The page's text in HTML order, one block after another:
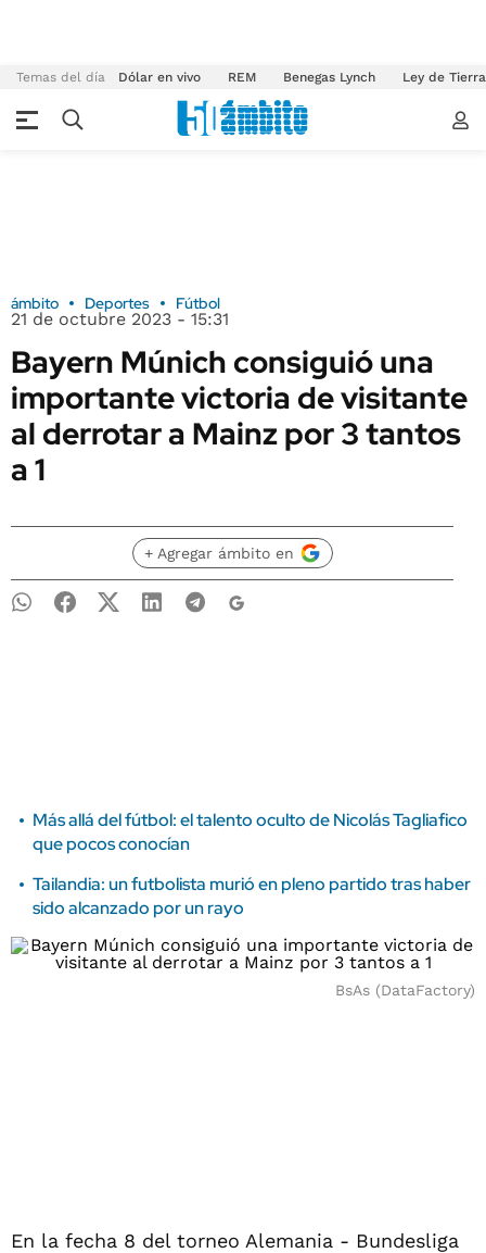
Temas del día Dólar en vivo REM Benegas Lynch Ley de
ámbito Deportes Fútbol
21 de octubre 2023 - 15:31
Bayern Múnich consiguió una
importante victoria de visitante
al derrotar a Mainz por 3 tantos
a 1
+ Agregar ámbito en
Más allá del fútbol: el talento oculto de Nicolás Tagliafico
que pocos conocían
Tailandia: un futbolista murió en pleno partido tras haber
sido alcanzado por un rayo
BsAs (DataFactory)
En la fecha 8 del torneo Alemania - Bundesliga